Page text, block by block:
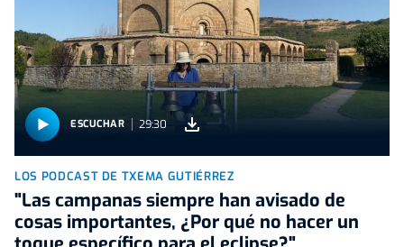
ESCUCHAR 29:30
LOS PODCAST DE TXEMA GUTIÉRREZ
"Las campanas siempre han avisado de
cosas importantes, ¿Por qué no hacer un